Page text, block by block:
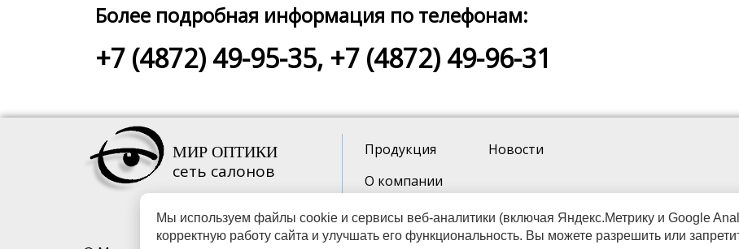
Более подробная информация по телефонам:
+7 (4872) 49-95-35, +7 (4872) 49-96-31
МИР ОПТИКИ
сеть салонов
Продукция
Новости
О компании
Услуги
Мы используем файлы cookie и сервисы веб-аналитики (включая Яндекс.Метрику и Google
корректную работу сайта и улучшать его функциональность. Вы можете разрешить или